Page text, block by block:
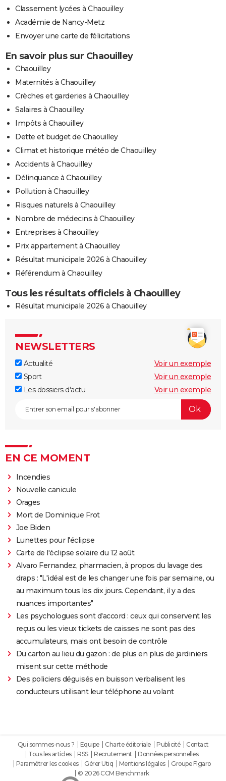
Classement lycées à Chaouilley
Académie de Nancy-Metz
Envoyer une carte de félicitations
En savoir plus sur Chaouilley
Chaouilley
Maternités à Chaouilley
Crèches et garderies à Chaouilley
Salaires à Chaouilley
Impôts à Chaouilley
Dette et budget de Chaouilley
Climat et historique météo de Chaouilley
Accidents à Chaouilley
Délinquance à Chaouilley
Pollution à Chaouilley
Risques naturels à Chaouilley
Nombre de médecins à Chaouilley
Entreprises à Chaouilley
Prix appartement à Chaouilley
Résultat municipale 2026 à Chaouilley
Référendum à Chaouilley
Tous les résultats officiels à Chaouilley
Résultat municipale 2026 à Chaouilley
NEWSLETTERS
Actualité
Voir un exemple
Sport
Voir un exemple
Les dossiers d'actu
Voir un exemple
EN CE MOMENT
Incendies
Nouvelle canicule
Orages
Mort de Dominique Frot
Joe Biden
Lunettes pour l'éclipse
Carte de l'éclipse solaire du 12 août
Alvaro Fernandez, pharmacien, à propos du lavage des
draps : "L'idéal est de les changer une fois par semaine, ou
au maximum tous les dix jours. Cependant, il y a des
nuances importantes"
Les psychologues sont d'accord : ceux qui conservent les
reçus ou les vieux tickets de caisses ne sont pas des
accumulateurs, mais ont besoin de contrôle
Du carton au lieu du gazon : de plus en plus de jardiniers
misent sur cette méthode
Des policiers déguisés en buisson verbalisent les
conducteurs utilisant leur téléphone au volant
Qui sommes-nous ? Equipe Charte éditoriale Publicité
Contact
Tous les articles
RSS Recrutement
Données personnelles
Paramétrer les cookies
Gérer Utiq Mentions légales
Groupe Figaro
© 2026 CCM Benchmark